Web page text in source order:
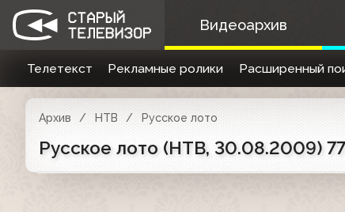
Видеоархив
Телетекст Рекламные ролики Расширенный
Архив НТВ Русское лото
Русское лото (НТВ, 30.08.2009)